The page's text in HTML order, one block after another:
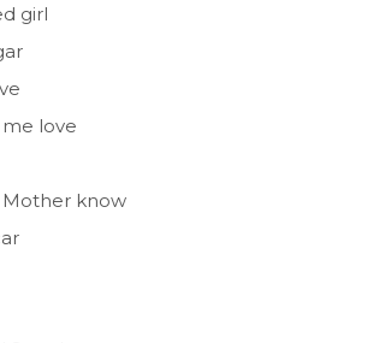
girl
love
Mother know